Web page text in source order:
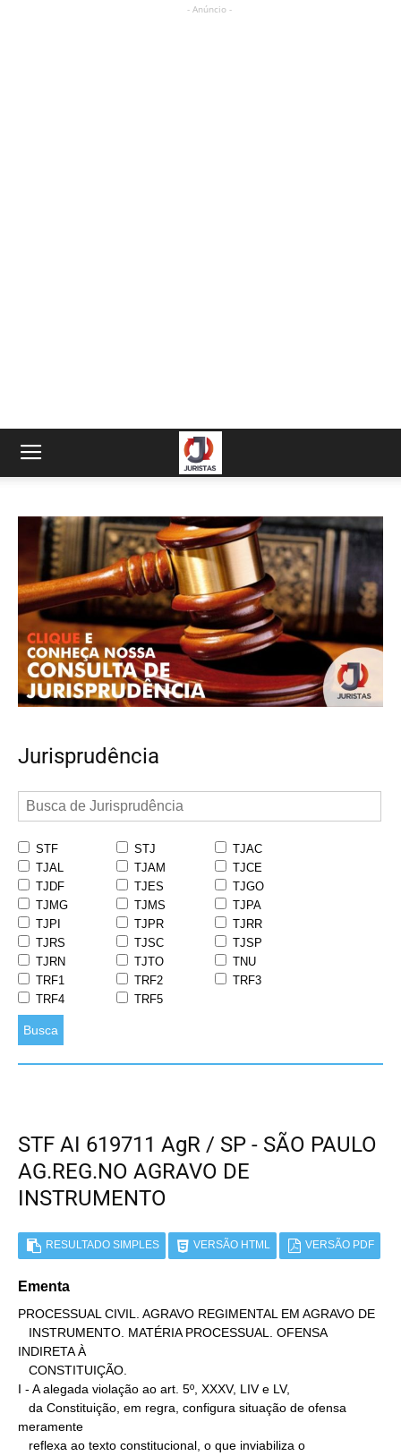
- Anúncio -
Jurisprudência
STF STJ
TJAC
TJAL
TJAM
TJCE
TJDF
TJES
TJGO
TJMG
TJMS
TJPA
TJPI
TJPR
TJRR
TJRS
TJSC
TJSP
TJRN
TJTO
TNU
TRF1
TRF2
TRF3
TRF4
TRF5
Busca
STF AI 619711 AgR / SP - SÃO PAULO
AG.REG.NO AGRAVO DE
INSTRUMENTO
RESULTADO SIMPLES VERSÃO HTML VERSÃO PDF
Ementa
PROCESSUAL CIVIL. AGRAVO REGIMENTAL EM AGRAVO DE
INDIRETA À
I - A alegada violação ao art. 5º, XXXV, LIV e LV,
meramente